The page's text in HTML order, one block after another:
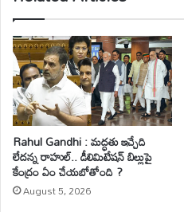
Rahul Gandhi : మద్ధతు ఇచ్చేది
లేదన్న రాహుల్.. డీలిమిటేషన్ బిల్లుపై
కేంద్రం ఏం చేయబోతోంది ?
August 5, 2026